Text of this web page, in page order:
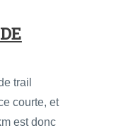
trail
courte, et
est donc